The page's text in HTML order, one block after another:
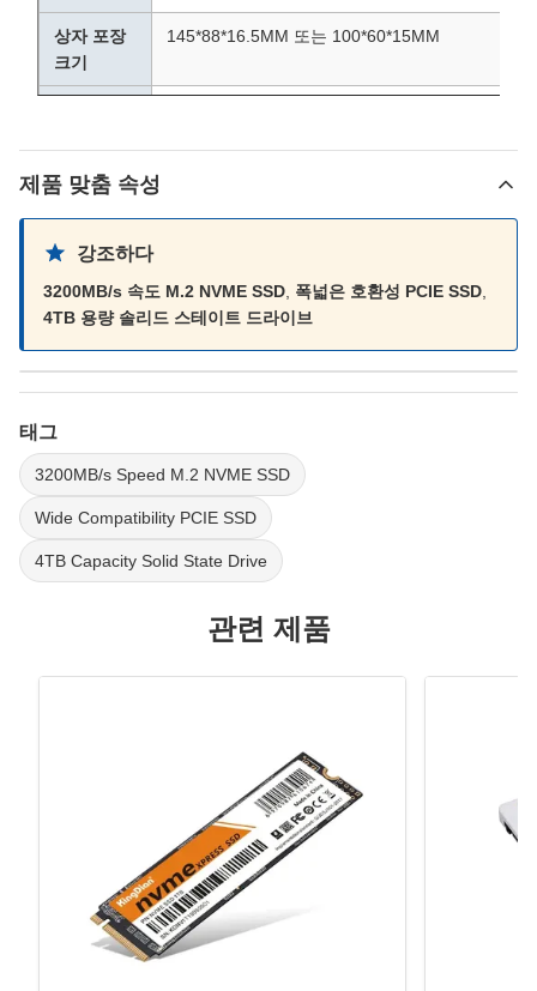
상자 포장
크기
145*88*16.5MM 또는 100*60*15MM
적용 PC/NB/서버/일체 PC 등
플래시 브
참고: 사양 및 성능 데이터는 참조만을 위한 것입니다. 실제 결
해석의 권리를 보유합니다.
제품 맞춤 속성
강조하다
3200MB/s 속도 M.2 NVME SSD 폭넓은 호환성 PCIE SSD
4TB 용량 솔리드 스테이트 드라이브
태그
3200MB/s Speed M.2 NVME SSD
Wide Compatibility PCIE SSD
4TB Capacity Solid State Drive
관련 제품